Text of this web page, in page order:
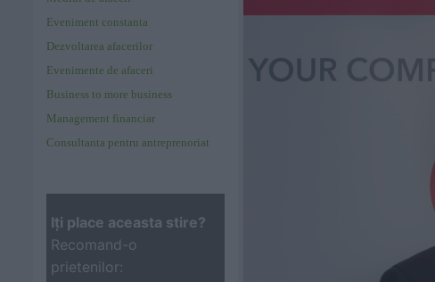
Eveniment constanta
Dezvoltarea afacerilor
Evenimente de afaceri
Business to more business
Management financiar
Consultanta pentru antreprenoriat
Iţi place aceasta stire?
Recomand-o
prietenilor: